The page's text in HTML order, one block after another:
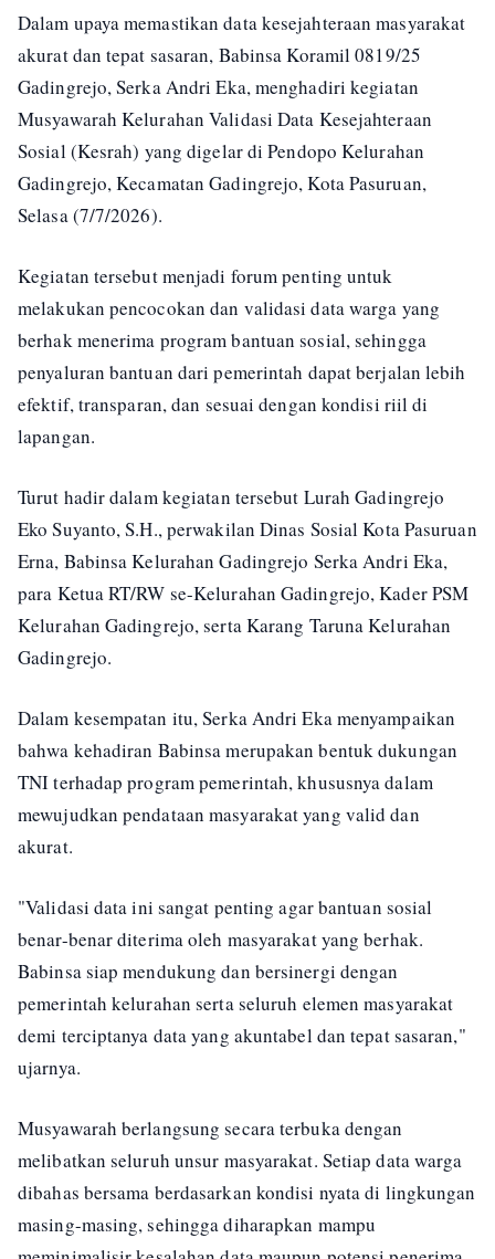
Dalam upaya memastikan data kesejahteraan masyarakat
akurat dan tepat sasaran, Babinsa Koramil 0819/25
Gadingrejo, Serka Andri Eka, menghadiri kegiatan
Musyawarah Kelurahan Validasi Data Kesejahteraan
Sosial (Kesrah) yang digelar di Pendopo Kelurahan
Gadingrejo, Kecamatan Gadingrejo, Kota Pasuruan,
Selasa (7/7/2026).
Kegiatan tersebut menjadi forum penting untuk
melakukan pencocokan dan validasi data warga yang
berhak menerima program bantuan sosial, sehingga
penyaluran bantuan dari pemerintah dapat berjalan lebih
efektif, transparan, dan sesuai dengan kondisi riil di
lapangan.
Turut hadir dalam kegiatan tersebut Lurah Gadingrejo
Eko Suyanto, S.H., perwakilan Dinas Sosial Kota Pasuruan
Erna, Babinsa Kelurahan Gadingrejo Serka Andri Eka,
para Ketua RT/RW se-Kelurahan Gadingrejo, Kader PSM
Kelurahan Gadingrejo, serta Karang Taruna Kelurahan
Gadingrejo.
Dalam kesempatan itu, Serka Andri Eka menyampaikan
bahwa kehadiran Babinsa merupakan bentuk dukungan
TNI terhadap program pemerintah, khususnya dalam
mewujudkan pendataan masyarakat yang valid dan
akurat.
"Validasi data ini sangat penting agar bantuan sosial
benar-benar diterima oleh masyarakat yang berhak.
Babinsa siap mendukung dan bersinergi dengan
pemerintah kelurahan serta seluruh elemen masyarakat
demi terciptanya data yang akuntabel dan tepat sasaran,"
ujarnya.
Musyawarah berlangsung secara terbuka dengan
melibatkan seluruh unsur masyarakat. Setiap data warga
dibahas bersama berdasarkan kondisi nyata di lingkungan
masing-masing, sehingga diharapkan mampu